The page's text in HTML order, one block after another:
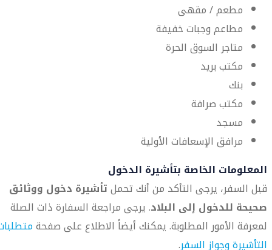
مطعم / مقهى
مطاعم وجبات خفيفة
متاجر السوق الحرة
مكتب بريد
بنك
مكتب صرافة
مسجد
مرافق الإسعافات الأولية
المعلومات الخاصة بتأشيرة الدخول
قبل السفر، يرجى التأكد من أنك تحملتأشيرة دخول ووثائق
صحيحة للدخول إلى البلاد. يرجى مراجعة السفارة ذات الصلة
لمعرفة الأمور المطلوبة. يمكنك أيضاً الاطلاع على صفحة
التأشيرة وجواز السفر.